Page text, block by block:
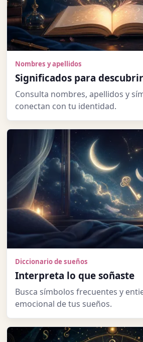
Nombres y apellidos
Significados para
Consulta nombres, apellidos y
conectan con tu identidad.
Diccionario de sueños
Interpreta lo que soñaste
Busca símbolos frecuentes y
emocional de tus sueños.